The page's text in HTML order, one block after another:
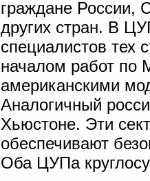
граждане
других стран. В
специалистов тех
началом работ по
американскими
Аналогичный
Хьюстоне. Эти
обеспечивают
Оба ЦУПа